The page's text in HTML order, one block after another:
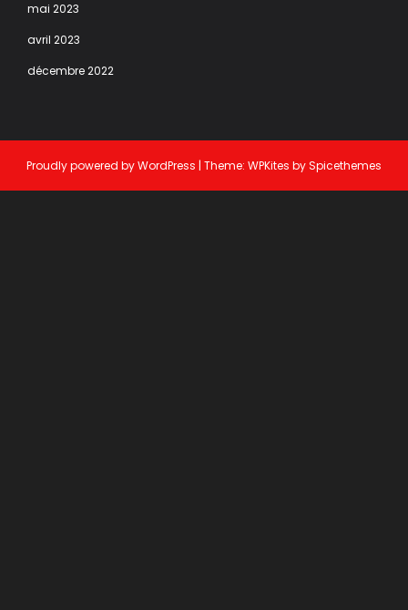
mai 2023
avril 2023
décembre 2022
Proudly powered byWordPress | Theme: WPKites bySpicethemes